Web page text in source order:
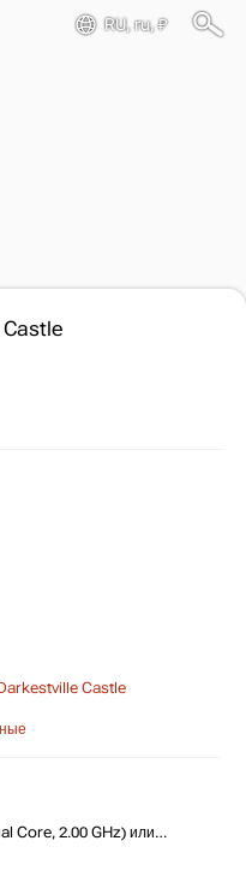
RU, ru, ₽
Castle
Core, 2.00 GHz) или